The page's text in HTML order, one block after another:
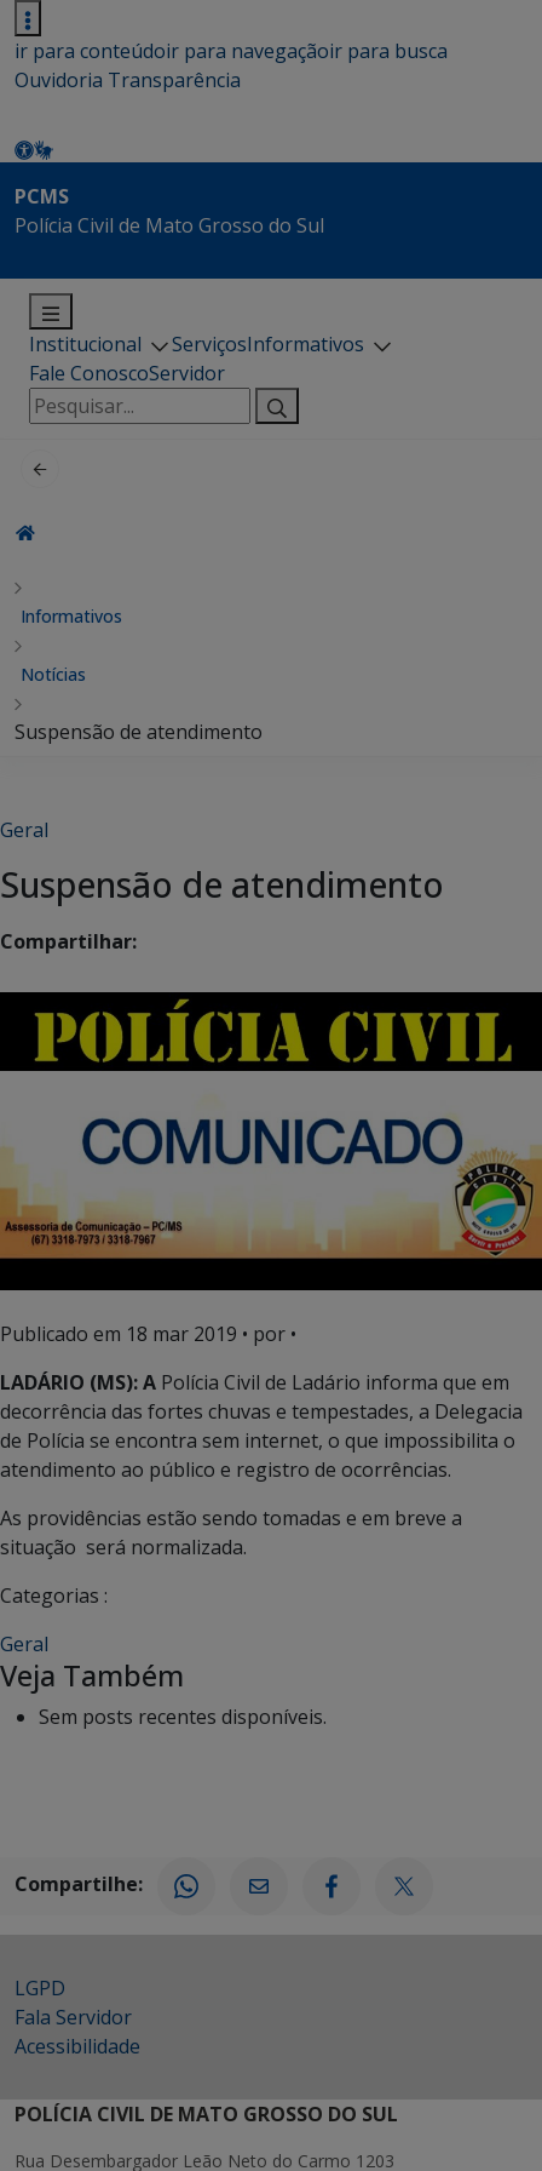
ir para conteúdoir para navegaçãoir para busca
Ouvidoria Transparência
PCMS
Polícia Civil de Mato Grosso do Sul
Institucional ServiçosInformativos
Fale ConoscoServidor
Pesquisar
por:
Informativos
Notícias
Suspensão de atendimento
Geral
Suspensão de atendimento
Compartilhar:
Publicado em 18 mar 2019 • por •
LADÁRIO (MS): A Polícia Civil de Ladário informa que em
decorrência das fortes chuvas e tempestades, a Delegacia
de Polícia se encontra sem internet, o que impossibilita o
atendimento ao público e registro de ocorrências.
As providências estão sendo tomadas e em breve a
situação será normalizada.
Categorias :
Geral
Veja Também
Sem posts recentes disponíveis.
Compartilhe:
LGPD
Fala Servidor
Acessibilidade
POLÍCIA CIVIL DE MATO GROSSO DO SUL
Rua Desembargador Leão Neto do Carmo 1203